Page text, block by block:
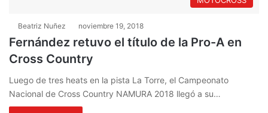
Beatriz Nuñez noviembre 19, 2018
Fernández retuvo el título de la Pro-A en
Cross Country
Luego de tres heats en la pista La Torre, el Campeonato
Nacional de Cross Country NAMURA 2018 llegó a su…